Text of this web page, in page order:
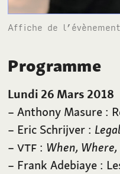
Affiche de l’évènement
Programme
Lundi 26 Mars 2018
– Anthony Masure :
– Eric Schrijver :
–VTF : When,
– Frank Adebiaye :